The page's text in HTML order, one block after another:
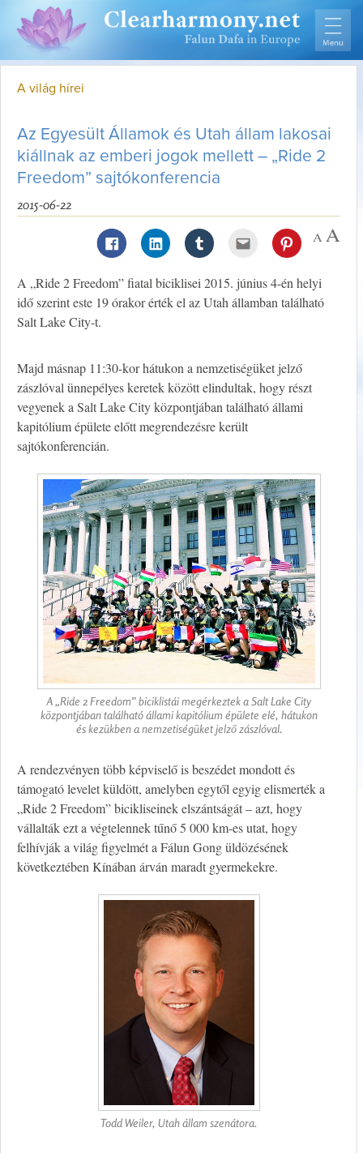
A világ hírei
Az Egyesült Államok és Utah állam lakosai
kiállnak az emberi jogok mellett – „Ride 2
Freedom” sajtókonferencia
2015-06-22
A „Ride 2 Freedom” fiatal biciklisei 2015. június 4-én helyi
idő szerint este 19 órakor érték el az Utah államban található
Salt Lake City-t.
Majd másnap 11:30-kor hátukon a nemzetiségüket jelző
zászlóval ünnepélyes keretek között elindultak, hogy részt
vegyenek a Salt Lake City központjában található állami
kapitólium épülete előtt megrendezésre került
sajtókonferencián.
A „Ride 2 Freedom” biciklistái megérkeztek a Salt Lake City
központjában található állami kapitólium épülete elé, hátukon
és kezükben a nemzetiségüket jelző zászlóval.
A rendezvényen több képviselő is beszédet mondott és
támogató levelet küldött, amelyben egytől egyig elismerték a
„Ride 2 Freedom” bicikliseinek elszántságát – azt, hogy
vállalták ezt a végtelennek tűnő 5 000 km-es utat, hogy
felhívják a világ figyelmét a Fálun Gong üldözésének
következtében Kínában árván maradt gyermekekre.
Todd Weiler, Utah állam szenátora.